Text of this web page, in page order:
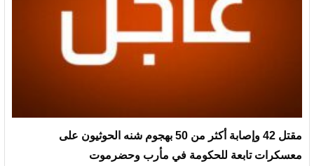
مقتل 42 وإصابة أكثر من 50 بهجوم شنه الحوثيون على
معسكرات تابعة للحكومة في مأرب وحضرموت